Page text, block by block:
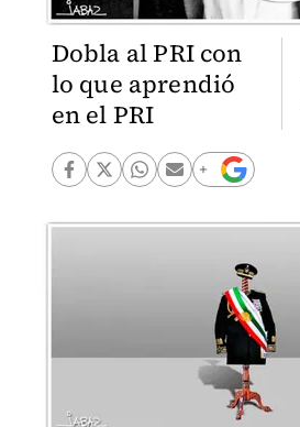
Dobla al PRI con
lo que aprendió
en el PRI